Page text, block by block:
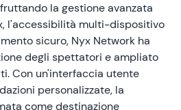
la gestione avanzata
l'accessibilità multi-dispositivo
sicuro, Nyx Network ha
degli spettatori e ampliato
Con un'interfaccia utente
personalizzate, la
come destinazione